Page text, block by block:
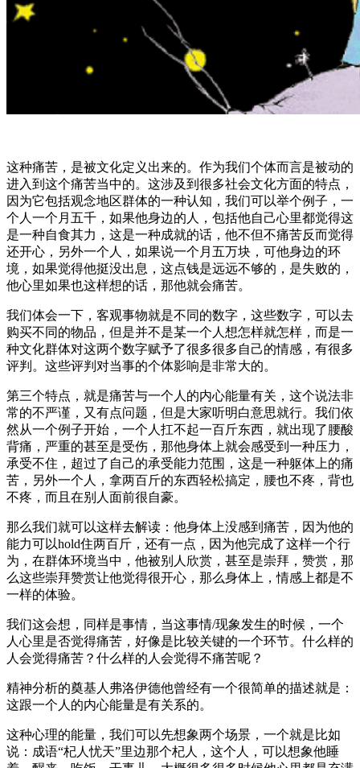
这种痛苦，是被文化定义出来的。作为我们个体而言是被动的
进入到这个痛苦当中的。这涉及到很多社会文化方面的特点，
因为它包括观念地区群体的一种认知，我们可以举个例子，一
个人一个月五千，如果他身边的人，包括他自己心里都觉得这
是一种自食其力，这是一种成就的话，他不但不痛苦反而觉得
还开心，另外一个人，如果说一个月五万块，可他身边的环
境，如果觉得他挺没出息，这点钱是远远不够的，是失败的，
他心里如果也这样想的话，那他就会痛苦。
我们体会一下，客观事物就是不同的数字，这些数字，可以去
购买不同的物品，但是并不是某一个人想怎样就怎样，而是一
种文化群体对这两个数字赋予了很多很多自己的情感，有很多
评判。这些评判对当事的个体影响是非常大的。
第三个特点，就是痛苦与一个人的内心能量有关，这个说法非
常的不严谨，又有点问题，但是大家听明白意思就行。我们依
然从一个例子开始，一个人扛不起一百斤东西，就出现了腰酸
背痛，严重的甚至是受伤，那他身体上就会感受到一种压力，
承受不住，超过了自己的承受能力范围，这是一种躯体上的痛
苦，另外一个人，拿两百斤的东西轻松搞定，腰也不疼，背也
不疼，而且在别人面前很自豪。
那么我们就可以这样去解读：他身体上没感到痛苦，因为他的
能力可以hold住两百斤，还有一点，因为他完成了这样一个行
为，在群体环境当中，他被别人欣赏，甚至是崇拜，赞赏，那
么这些崇拜赞赏让他觉得很开心，那么身体上，情感上都是不
一样的体验。
我们这会想，同样是事情，当这事情/现象发生的时候，一个
人心里是否觉得痛苦，好像是比较关键的一个环节。什么样的
人会觉得痛苦？什么样的人会觉得不痛苦呢？
精神分析的奠基人弗洛伊德他曾经有一个很简单的描述就是：
这跟一个人的内心能量是有关系的。
这种心理的能量，我们可以先想象两个场景，一个就是比如
说：成语“杞人忧天”里边那个杞人，这个人，可以想象他睡